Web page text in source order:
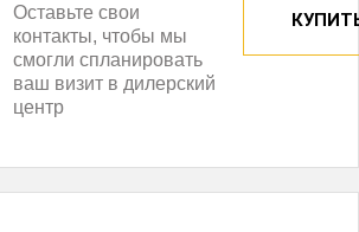
Оставьте свои
контакты, чтобы мы
смогли спланировать
ваш визит в дилерский
центр